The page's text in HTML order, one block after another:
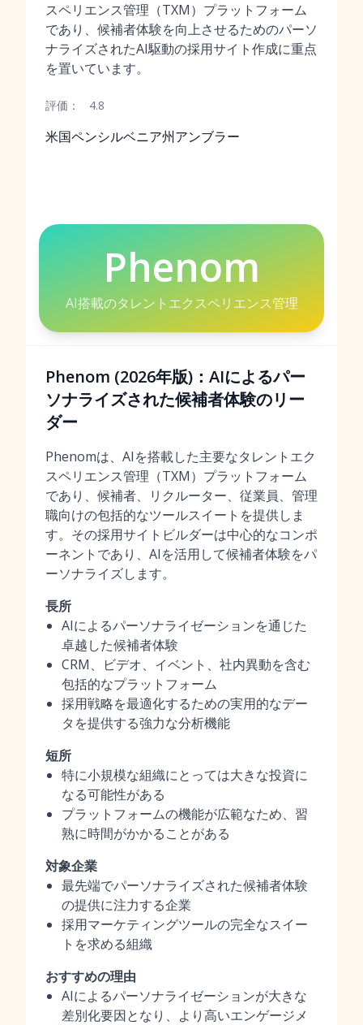
スペリエンス管理（TXM）プラットフォーム
であり、候補者体験を向上させるためのパーソ
ナライズされたAI駆動の採用サイト作成に重点
を置いています。
評価： 4.8
米国ペンシルベニア州アンブラー
Phenom
AI搭載のタレントエクスペリエンス管理
Phenom (2026年版)：AIによるパー
ソナライズされた候補者体験のリー
ダー
Phenomは、AIを搭載した主要なタレントエク
スペリエンス管理（TXM）プラットフォーム
であり、候補者、リクルーター、従業員、管理
職向けの包括的なツールスイートを提供しま
す。その採用サイトビルダーは中心的なコンポ
ーネントであり、AIを活用して候補者体験をパ
ーソナライズします。
長所
AIによるパーソナライゼーションを通じた
卓越した候補者体験
CRM、ビデオ、イベント、社内異動を含む
包括的なプラットフォーム
採用戦略を最適化するための実用的なデー
タを提供する強力な分析機能
短所
特に小規模な組織にとっては大きな投資に
なる可能性がある
プラットフォームの機能が広範なため、習
熟に時間がかかることがある
対象企業
最先端でパーソナライズされた候補者体験
の提供に注力する企業
採用マーケティングツールの完全なスイー
トを求める組織
おすすめの理由
AIによるパーソナライゼーションが大きな
差別化要因となり、より高いエンゲージメ